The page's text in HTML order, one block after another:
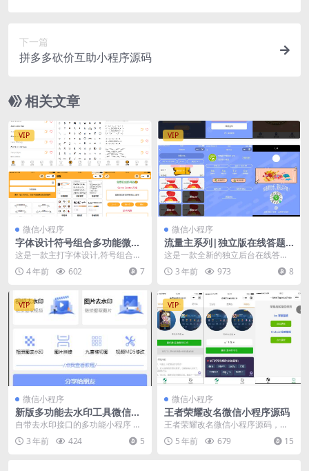
下一篇
拼多多砍价互助小程序源码
相关文章
VIP
微信小程序
字体设计符号组合多功能微信
小程序源码
这是一款主打字体设计,符号组合等
多模板功能的一款微信小程序源码
内含多种功能,比...
4 年前 602 7
VIP
微信小程序
流量主系列|独立版在线答题
微信小程序源码
这是一款全新的独立后台在线答题
小程序 不是市场上面那些微擎版本
的 独立后台操作更...
3 年前 973 8
VIP
微信小程序
新版多功能去水印工具微信小
程序源码下载带流量主功能
自带去水印接口的多功能小程序 支
持各大平台短视频去水印 支持保存
封面,图集,标题...
3 年前 424 5
VIP
微信小程序
王者荣耀改名微信小程序源码
王者荣耀改名微信小程序源码，无
需服务器域名，纯前端，上传微信
开发者工具即可，可以...
5 年前 679 15